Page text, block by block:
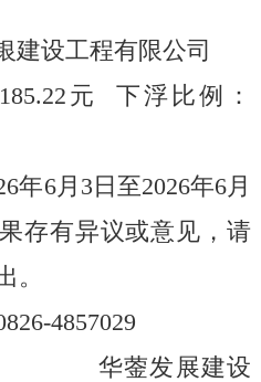
建设工程有限公司
元
下浮比例：
6年6月 3日至2026年6月
存有异议或意见，请
。
4857029
华蓥发展建设